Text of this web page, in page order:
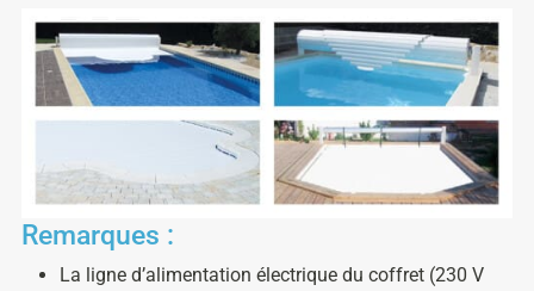
Remarques :
La ligne d’alimentation électrique du coffret (230 V